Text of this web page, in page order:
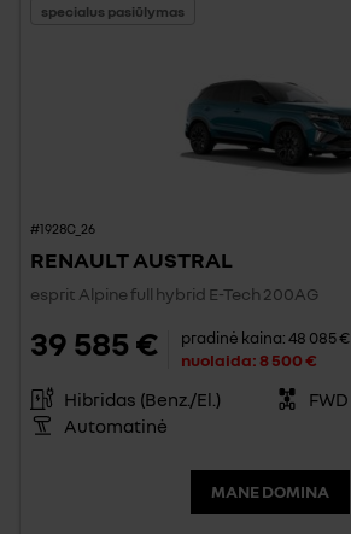
specialus pasiūlymas
#1928C_26
RENAULT AUSTRAL
esprit Alpine full hybrid E-Tech 200AG
39 585 € pradinė kaina:48 085 €
nuolaida:8 500 €
Hibridas (Benz./El.)
FWD
Automatinė
MANE DOMINA